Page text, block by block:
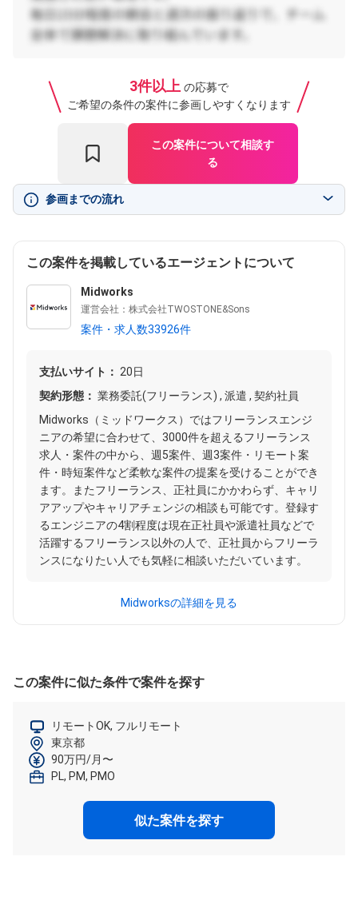
3件以上 の応募で
ご希望の条件の案件に参画しやすくなります
この案件について相談す
る
参画までの流れ
この案件を掲載しているエージェントについて
Midworks
運営会社：株式会社TWOSTONE&Sons
案件・求人数33926件
支払いサイト： 20日
契約形態： 業務委託(フリーランス) , 派遣 , 契約社員
Midworks（ミッドワークス）ではフリーランスエンジ
ニアの希望に合わせて、3000件を超えるフリーランス
求人・案件の中から、週5案件、週3案件・リモート案
件・時短案件など柔軟な案件の提案を受けることができ
ます。またフリーランス、正社員にかかわらず、キャリ
アアップやキャリアチェンジの相談も可能です。登録す
るエンジニアの4割程度は現在正社員や派遣社員などで
活躍するフリーランス以外の人で、正社員からフリーラ
ンスになりたい人でも気軽に相談いただいています。
Midworksの詳細を見る
この案件に似た条件で案件を探す
リモートOK, フルリモート
東京都
90万円/月〜
PL, PM, PMO
似た案件を探す